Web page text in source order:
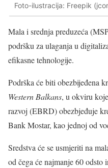
Foto-ilustracija: Freepik
Mala i srednja preduzeća
podršku za ulaganja u
efikasne tehnologije.
Podrška će biti obezbijeđena
Western Balkans, u okviru
razvoj (EBRD) obezbjeđuje
Bank Mostar, kao jednoj od
Sredstva će se usmjeriti na
od čega će najmanje 60